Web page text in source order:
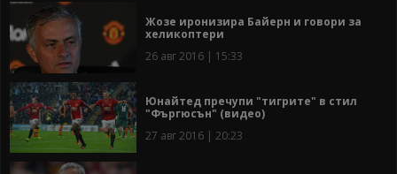
Жозе иронизира Байерн и говори за
хеликоптери
26 авг 2016 | 15:33
Юнайтед пречупи "тигрите" в стил
"Фъргюсън" (видео)
27 авг 2016 | 20:23